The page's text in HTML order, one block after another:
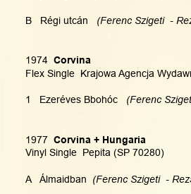
B   Régi utcán (Ferenc Szigeti  -
1974 Corvina
Flex Single  Krajowa Agencja
1   Ezeréves Bbohóc (Ferenc
1977
  Corvina + Hungaria
Vinyl Single  Pepita (SP 70280)
A   Álmaidban
(Ferenc Szigeti  -